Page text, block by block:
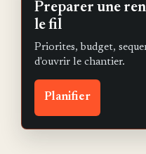
Preparer une
le fil
Priorites, budget,
d'ouvrir le chantier.
Planifier